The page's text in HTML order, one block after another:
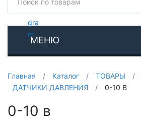
МЕНЮ
Главная / Каталог / ТОВАРЫ /
ДАТЧИКИ ДАВЛЕНИЯ
/ 0-10 В
0-10 в